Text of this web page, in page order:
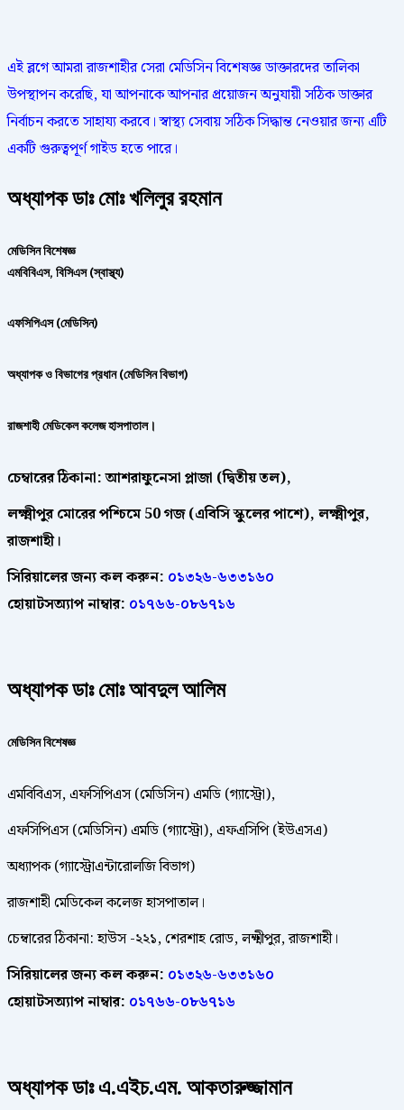
এই ব্লগে আমরা রাজশাহীর সেরা মেডিসিন বিশেষজ্ঞ ডাক্তারদের তালিকা
উপস্থাপন করেছি, যা আপনাকে আপনার প্রয়োজন অনুযায়ী সঠিক ডাক্তার
নির্বাচন করতে সাহায্য করবে। স্বাস্থ্য সেবায় সঠিক সিদ্ধান্ত নেওয়ার জন্য এটি
একটি গুরুত্বপূর্ণ গাইড হতে পারে।
অধ্যাপক ডাঃ মোঃ খলিলুর রহমান
মেডিসিন বিশেষজ্ঞ
এমবিবিএস, বিসিএস (স্বাস্থ্য)
এফসিপিএস (মেডিসিন)
অধ্যাপক ও বিভাগের প্রধান (মেডিসিন বিভাগ)
রাজশাহী মেডিকেল কলেজ হাসপাতাল।
চেম্বারের ঠিকানা: আশরাফুনেসা প্লাজা (দ্বিতীয় তল),
লক্ষ্মীপুর মোরের পশ্চিমে 50 গজ (এবিসি স্কুলের পাশে), লক্ষ্মীপুর,
রাজশাহী।
সিরিয়ালের জন্য কল করুন: ০১৩২৬-৬৩৩১৬০
হোয়াটসঅ্যাপ নাম্বার: ০১৭৬৬-০৮৬৭১৬
অধ্যাপক ডাঃ মোঃ আবদুল আলিম
মেডিসিন বিশেষজ্ঞ
এমবিবিএস, এফসিপিএস (মেডিসিন) এমডি (গ্যাস্ট্রো),
এফসিপিএস (মেডিসিন) এমডি (গ্যাস্ট্রো), এফএসিপি (ইউএসএ)
অধ্যাপক (গ্যাস্ট্রোএন্টারোলজি বিভাগ)
রাজশাহী মেডিকেল কলেজ হাসপাতাল।
চেম্বারের ঠিকানা: হাউস -২২১, শেরশাহ রোড, লক্ষ্মীপুর, রাজশাহী।
সিরিয়ালের জন্য কল করুন: ০১৩২৬-৬৩৩১৬০
হোয়াটসঅ্যাপ নাম্বার: ০১৭৬৬-০৮৬৭১৬
অধ্যাপক ডাঃ এ.এইচ.এম. আকতারুজ্জামান